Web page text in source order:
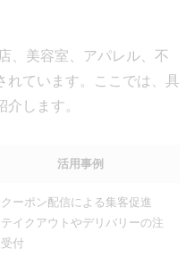
、美容室、アパレル、不
れています。ここでは、具
します。
活用事例
クーポン配信による集客促進
テイクアウトやデリバリーの注
付